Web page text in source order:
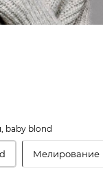
baby blond
Мелирование